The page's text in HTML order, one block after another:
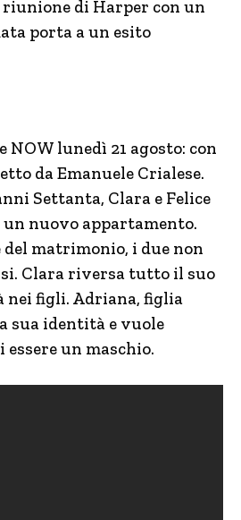
riunione di Harper con un
porta a un esito
NOW lunedì 21 agosto: con
da Emanuele Crialese.
Settanta, Clara e Felice
nuovo appartamento.
matrimonio, i due non
Clara riversa tutto il suo
nei figli. Adriana, figlia
sua identità e vuole
un maschio.